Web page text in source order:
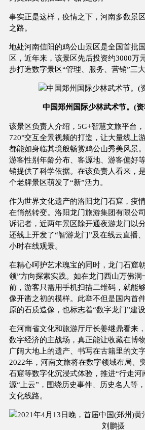
事实正是这样，疫情之下，河南多数景
之路。
地处河南信阳的鸡公山景区是全国首批
区，近年来，该景区先后投资约3000万
步打造数字景区“管理、服务、营销”三大
中国郑州国际少林武术节。(
该景区负责人介绍，5G+智慧文旅平台，
720°交互全景视频的打造，让大量线上
都能如身临其境般畅赏鸡公山秀美风景
游客性别年龄分布、客源地、游客偏好
销提供了科学依据。在该负责人看来，
个老牌景区萌发了“新”活力。
作为世界文化遗产的洛阳龙门石窟，疫
在悄然转变。洛阳龙门旅游集团有限公
诉记者，近两年景区除开通夜游龙门以
还线上开发了“智游龙门”及在线云直播
小时在线观景。
在精心呵护艺术瑰宝的同时，龙门石窟
领”方向探索实践。如在龙门西山万佛洞
前，游客只需用手机扫描二维码，就能
像开凿之初的模样。此举不但是国内首
原的石质造像，也标志着“数字龙门”建
在河南省文化和旅游厅厅长姜继鼎看来
数字经济的主战场，真正能让收藏在博
广阔大地上的遗产、书写在古籍里的文
2022年，河南文旅将在数字领域布局、
石窟等数字化沉浸式体验，推进“行走河
源“上云”，围绕历史事件、历史名人等
文化线路。